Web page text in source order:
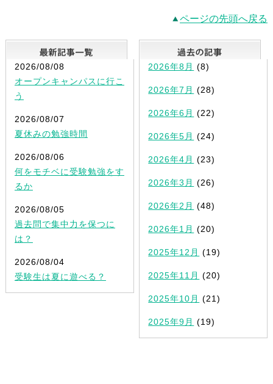
ページの先頭へ戻る
最新記事一覧
2026/08/08
オープンキャンパスに行こ
う
2026/08/07
夏休みの勉強時間
2026/08/06
何をモチベに受験勉強をす
るか
2026/08/05
過去問で集中力を保つに
は？
2026/08/04
受験生は夏に遊べる？
2026年8月 (8)
2026年7月 (28)
2026年6月 (22)
2026年5月 (24)
2026年4月 (23)
2026年3月 (26)
2026年2月 (48)
2026年1月 (20)
2025年12月 (19)
2025年11月 (20)
2025年10月 (21)
2025年9月 (19)